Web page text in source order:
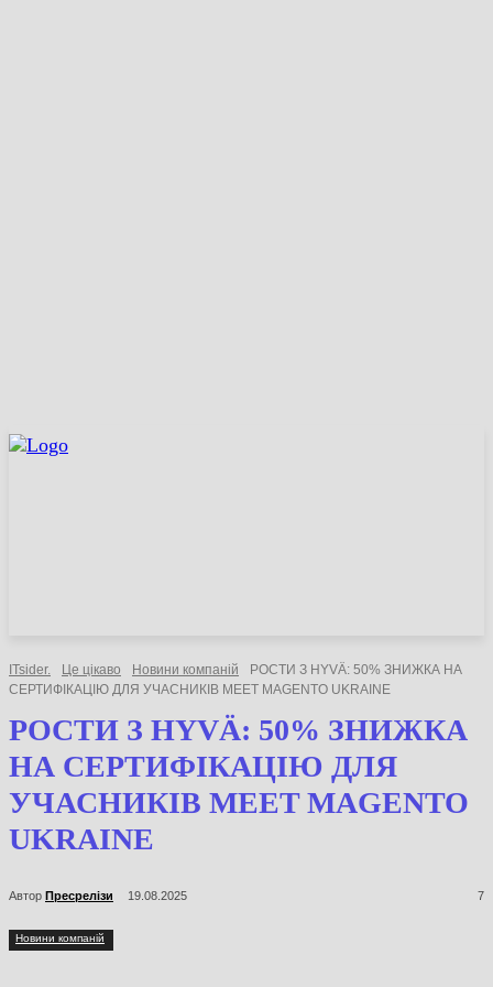
ITsider. Це цікаво Новини компаній РОСТИ З HYVÄ: 50% ЗНИЖКА НА
СЕРТИФІКАЦІЮ ДЛЯ УЧАСНИКІВ MEET MAGENTO UKRAINE
РОСТИ З HYVÄ: 50% ЗНИЖКА
НА СЕРТИФІКАЦІЮ ДЛЯ
УЧАСНИКІВ MEET MAGENTO
UKRAINE
Автор Пресрелізи 19.08.2025 7
Новини компаній